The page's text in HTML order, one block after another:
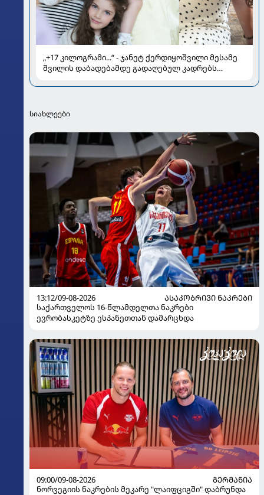
„+17 კილოგრამი...“ - ჯანეტ ქერდიყოშვილი მესამე
შვილის დაბადებამდე გადაღებულ კადრებს
სიახლეები
13:12/09-08-2026
ᲐᲡᲐᲙᲝᲑᲠᲘᲕᲘ ᲜᲐᲙᲠᲔᲑᲘ
საქართველოს 16-წლამდელთა ნაკრები
ევრობასკეტზე ესპანეთთან დამარცხდა
09:00/09-08-2026
ᲒᲔᲠᲛᲐᲜᲘᲐ
ნორვეგიის ნაკრების მეკარე "ლაიფციგში" დაბრუნდა